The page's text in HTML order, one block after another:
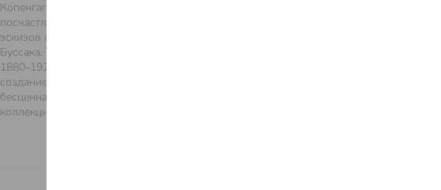
Копенгагене супругами Кристенсен, которым
посчастливилось стать обладателями сборника
эскизов французского дизайнера Пьера
Буссака. Тысячи эскизов рисунков для тканей
1880-1920 годов вдохновили супругов на
создание собственной коллекции. Сегодня эта
бесценная книга формирует основу для новых
коллекций GreenGate.